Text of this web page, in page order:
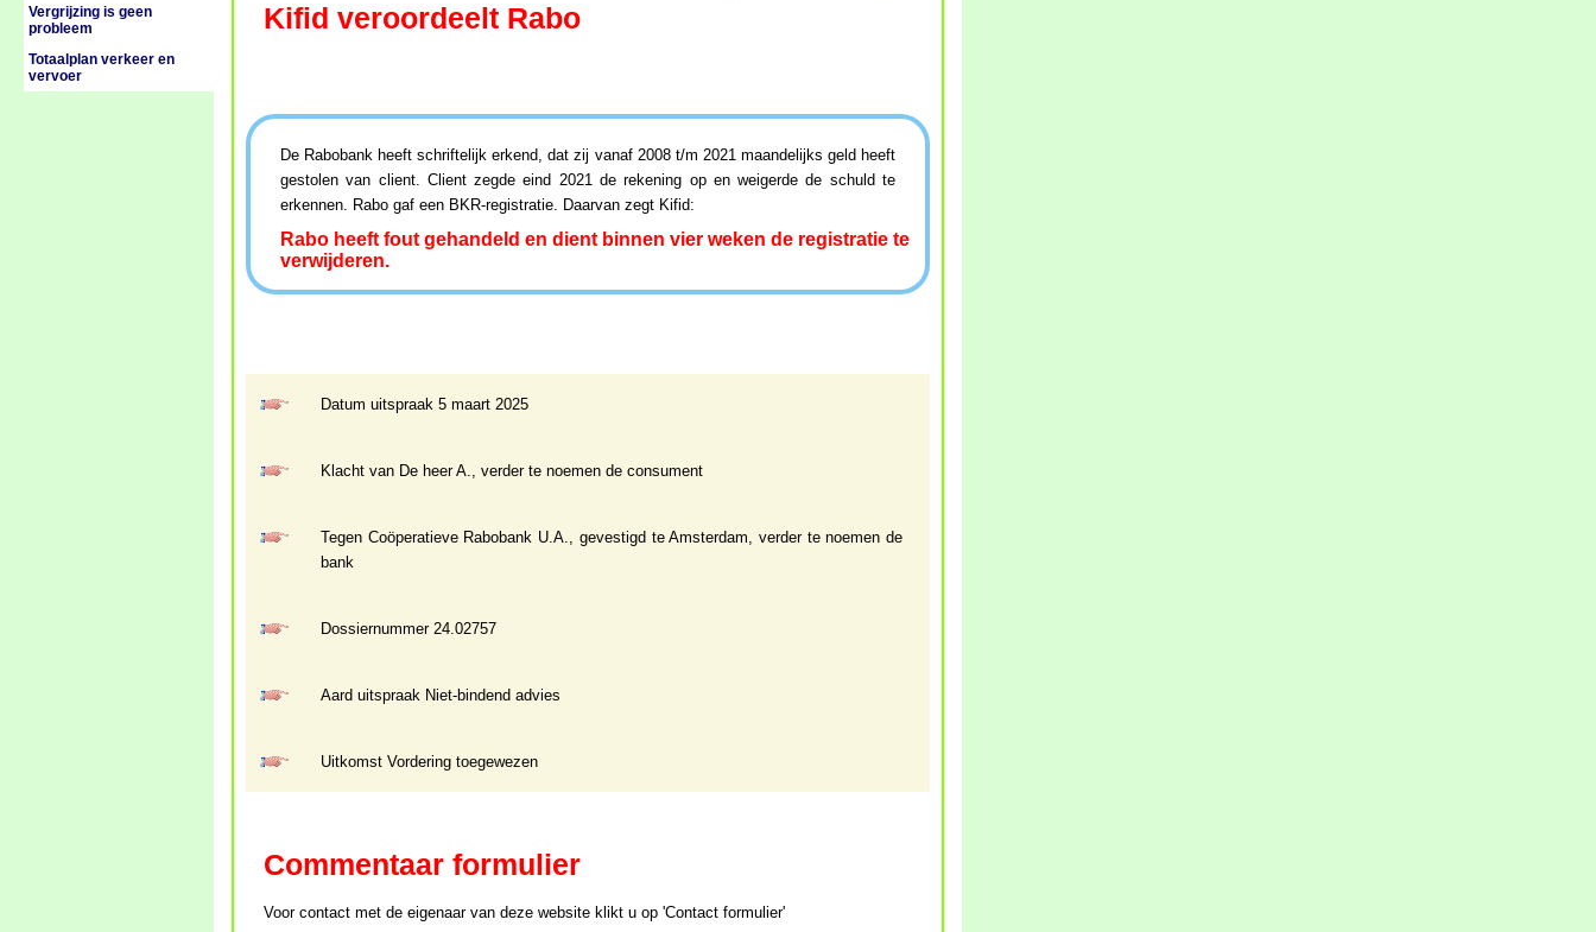
Kifid veroordeelt Rabo
De Rabobank heeft schriftelijk erkend, dat zij vanaf 2008 t/m 2021 maandelijks geld heeft
gestolen van client. Client zegde eind 2021 de rekening op en weigerde de schuld te
erkennen. Rabo gaf een BKR-registratie. Daarvan zegt Kifid:
Rabo heeft fout gehandeld en dient binnen vier weken de registratie te
verwijderen.
Datum uitspraak 5 maart 2025
Klacht van De heer A., verder te noemen de consument
Tegen Coöperatieve Rabobank U.A., gevestigd te Amsterdam, verder te noemen de
bank
Dossiernummer 24.02757
Aard uitspraak Niet-bindend advies
Uitkomst Vordering toegewezen
Commentaar formulier
Voor contact met de eigenaar van deze website klikt u op 'Contact formulier'
Vergrijzing is geen
probleem
Totaalplan verkeer en
vervoer